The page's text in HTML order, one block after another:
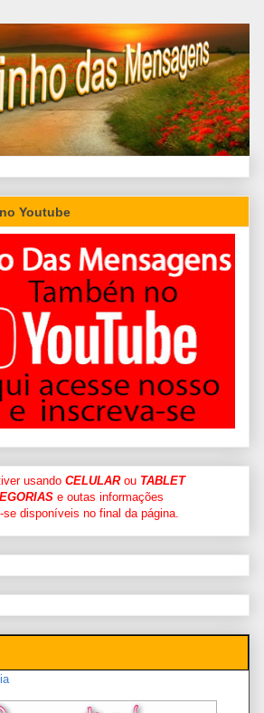
Youtube
usando CELULARou TABLET
e outas informações
se disponíveis no final da página.